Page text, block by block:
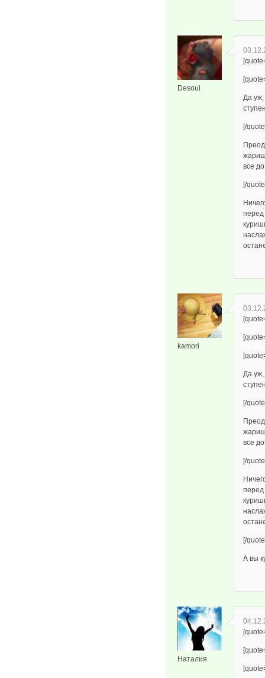
Desoul
Да уж,
[/
все
[/
kamori
Да уж,
[/
все
[/
[/
А вы
Наталия